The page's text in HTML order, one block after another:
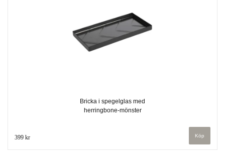
Bricka i spegelglas med
herringbone-mönster
399 kr